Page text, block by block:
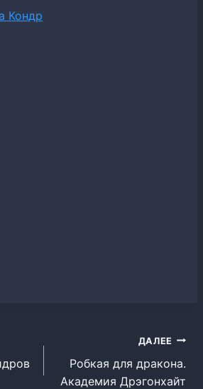
Кондр
ДАЛЕЕ
Робкая для дракона.
Академия Дрэгонхайт